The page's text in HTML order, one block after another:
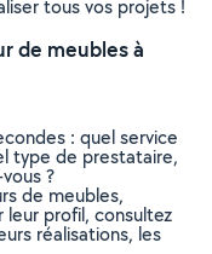
tous vos projets !
de meubles à
: quel service
type de prestataire,
?
de meubles,
leur profil, consultez
réalisations, les